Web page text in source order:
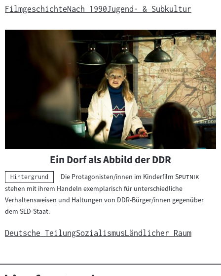
FilmgeschichteNach 1990Jugend- & Subkultur
Ein Dorf als Abbild der DDR
Kategorie:
Hintergrund Die Protagonisten/innen im Kinderfilm "
Sputnik"
stehen mit ihrem Handeln exemplarisch für unterschiedliche
Verhaltensweisen und Haltungen von DDR-Bürger/innen gegenüber
dem SED-Staat.
Deutsche TeilungSozialismusLändlicher Raum